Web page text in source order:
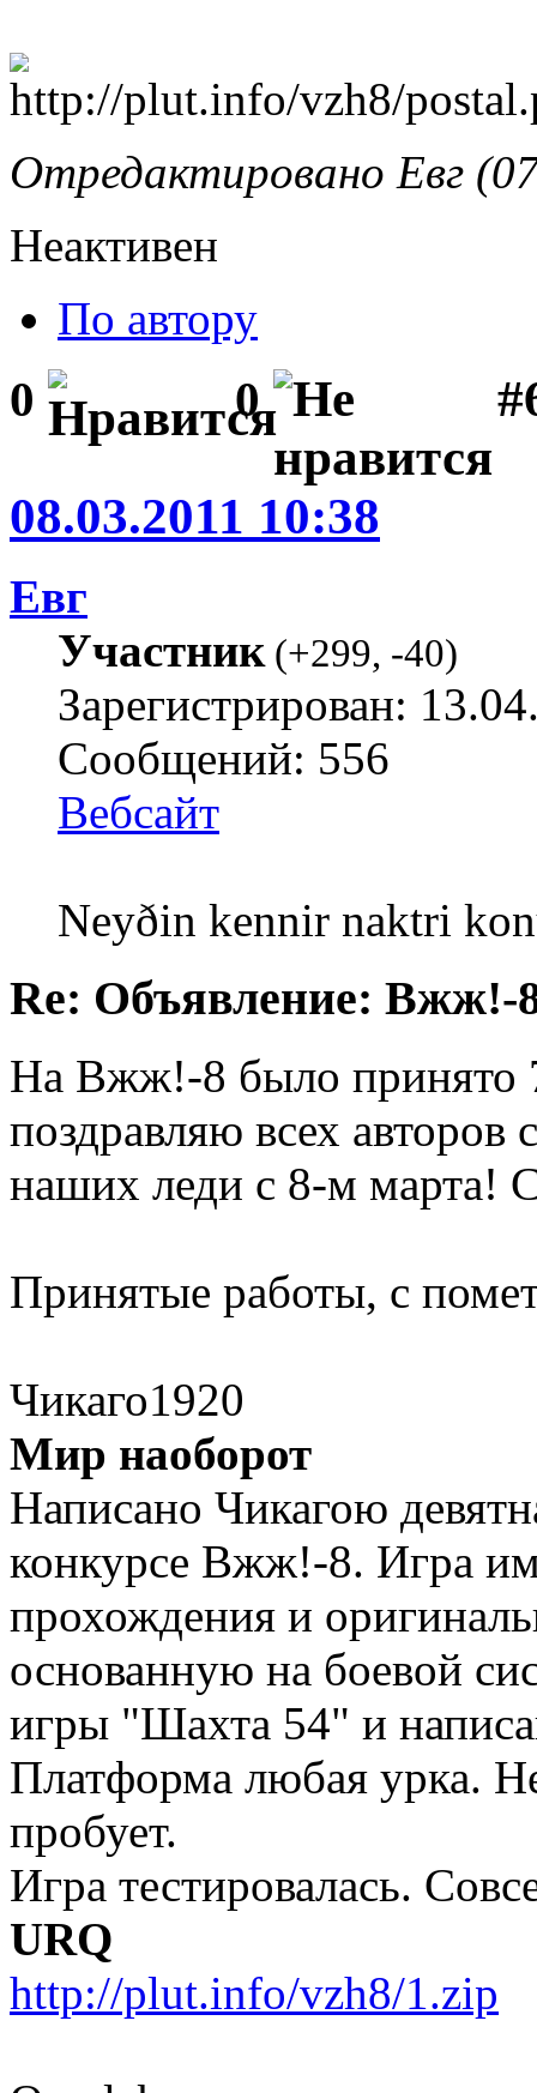
Отредактировано Евг
Неактивен
По автору
0 0
08.03.2011 10:38
Евг
Участник(+299, -40)
Зарегистрирован:
Сообщений: 556
Вебсайт
Neyðin kennir naktri
Re: Объявление: Вжж!-
На Вжж!-8 было принято
поздравляю всех
наших леди с 8-м марта!
Принятые работы, с
Чикаго1920
Мир наоборот
Написано Чикагою
конкурсе Вжж!-8. Игра
прохождения и
основанную на боевой
игры "Шахта 54" и
Платформа любая урка.
пробует.
Игра тестировалась.
URQ
http://plut.info/vzh8/1.zip